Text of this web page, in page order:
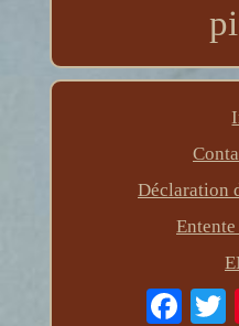
Déclaration